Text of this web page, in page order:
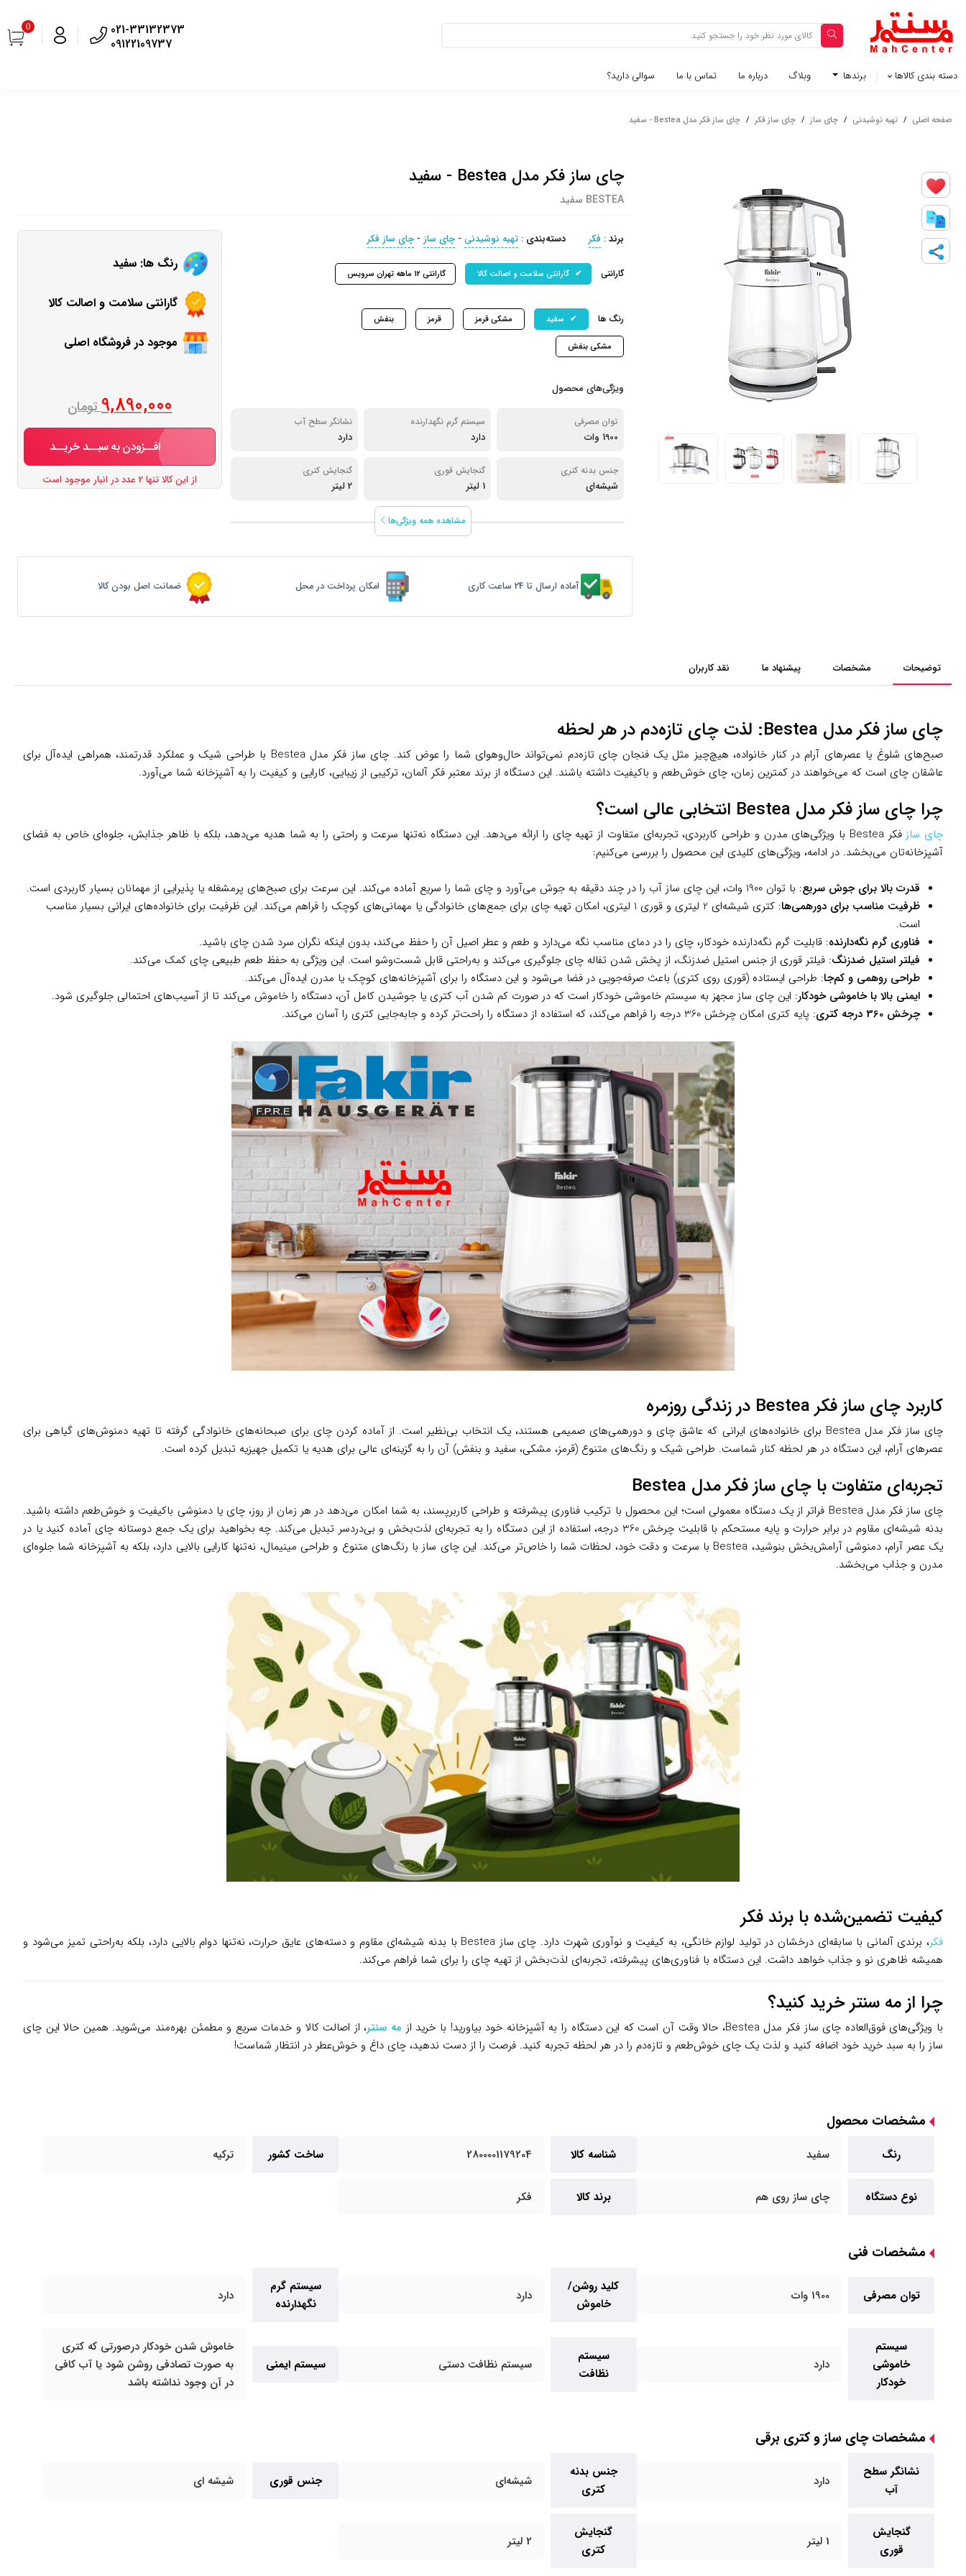
021-33132373
09122109737
0
دسته بندی کالاها برندها وبلاگ‌ درباره ما تماس با ما سوالی دارید؟
صفحه اصلی / تهیه نوشیدنی / چای ساز / چای ساز فکر / چای ساز فکر مدل Bestea - سفید
چای ساز فکر مدل Bestea - سفید
BESTEA سفید
برند: فکر دسته‌بندی : تهیه نوشیدنی - چای ساز - چای ساز فکر
گارانتی گارانتی سلامت و اصالت کالا گارانتی 12 ماهه تهران سرویس
رنگ ها سفید مشکی قرمز قرمز بنفش
مشکی بنفش
ویژگی‌های محصول
توان مصرفی
1900 وات
سیستم گرم نگهدارنده
دارد
نشانگر سطح آب
دارد
جنس بدنه کتری
شیشه‌ای
گنجایش قوری
1 لیتر
گنجایش کتری
2 لیتر
مشاهده همه ویژگی‌ها
رنگ ها: سفید
گارانتی سلامت و اصالت کالا
موجود در فروشگاه اصلی
9,890,000تومان
افــزودن به سبــد خریــد
از این کالا تنها 2 عدد در انبار موجود است
آماده ارسال تا 24 ساعت کاری امکان پرداخت در محل ضمانت اصل بودن کالا
توضیحات مشخصات پیشنهاد ما نقد کاربران
چای ساز فکر مدل Bestea: لذت چای تازه‌دم در هر لحظه
صبح‌های شلوغ یا عصرهای آرام در کنار خانواده، هیچ‌چیز مثل یک فنجان چای تازه‌دم نمی‌تواند حال‌وهوای شما را عوض کند. چای ساز فکر مدل Bestea با طراحی شیک و عملکرد قدرتمند، همراهی ایده‌آل برای
عاشقان چای است که می‌خواهند در کمترین زمان، چای خوش‌طعم و باکیفیت داشته باشند. این دستگاه از برند معتبر فکر آلمان، ترکیبی از زیبایی، کارایی و کیفیت را به آشپزخانه شما می‌آورد.
چرا چای ساز فکر مدل Bestea انتخابی عالی است؟
چای ساز
فکر Bestea با ویژگی‌های مدرن و طراحی کاربردی، تجربه‌ای متفاوت از تهیه چای را ارائه می‌دهد. این دستگاه نه‌تنها سرعت و راحتی را به شما هدیه می‌دهد، بلکه با ظاهر جذابش، جلوه‌ای خاص به فضای
آشپزخانه‌تان می‌بخشد. در ادامه، ویژگی‌های کلیدی این محصول را بررسی می‌کنیم:
قدرت بالا برای جوش سریع: با توان 1900 وات، این چای ساز آب را در چند دقیقه به جوش می‌آورد و چای شما را سریع آماده می‌کند. این سرعت برای صبح‌های پرمشغله یا پذیرایی از مهمانان بسیار کاربردی است.
ظرفیت مناسب برای دورهمی‌ها
: کتری شیشه‌ای 2 لیتری و قوری 1 لیتری، امکان تهیه چای برای جمع‌های خانوادگی یا مهمانی‌های کوچک را فراهم می‌کند. این ظرفیت برای خانواده‌های ایرانی بسیار مناسب
است.
فناوری گرم نگه‌دارنده: قابلیت گرم نگه‌دارنده خودکار، چای را در دمای مناسب نگه می‌دارد و طعم و عطر اصیل آن را حفظ می‌کند، بدون اینکه نگران سرد شدن چای باشید.
فیلتر استیل ضدزنگ: فیلتر قوری از جنس استیل ضدزنگ، از پخش شدن تفاله چای جلوگیری می‌کند و به‌راحتی قابل شست‌وشو است. این ویژگی به حفظ طعم طبیعی چای کمک می‌کند.
طراحی روهمی و کم‌جا: طراحی ایستاده (قوری روی کتری) باعث صرفه‌جویی در فضا می‌شود و این دستگاه را برای آشپزخانه‌های کوچک یا مدرن ایده‌آل می‌کند.
ایمنی بالا با خاموشی خودکار: این چای ساز مجهز به سیستم خاموشی خودکار است که در صورت کم شدن آب کتری یا جوشیدن کامل آن، دستگاه را خاموش می‌کند تا از آسیب‌های احتمالی جلوگیری شود.
چرخش 360 درجه کتری
: پایه کتری امکان چرخش 360 درجه را فراهم می‌کند، که استفاده از دستگاه را راحت‌تر کرده و جابه‌جایی کتری را آسان می‌کند.
کاربرد چای ساز فکر Bestea در زندگی روزمره
چای ساز فکر مدل Bestea برای خانواده‌های ایرانی که عاشق چای و دورهمی‌های صمیمی هستند، یک انتخاب بی‌نظیر است. از آماده کردن چای برای صبحانه‌های خانوادگی گرفته تا تهیه دمنوش‌های گیاهی برای
عصرهای آرام، این دستگاه در هر لحظه کنار شماست. طراحی شیک و رنگ‌های متنوع (قرمز، مشکی، سفید و بنفش) آن را به گزینه‌ای عالی برای هدیه یا تکمیل جهیزیه تبدیل کرده است.
تجربه‌ای متفاوت با چای ساز فکر مدل Bestea
چای ساز فکر مدل Bestea فراتر از یک دستگاه معمولی است؛ این محصول با ترکیب فناوری پیشرفته و طراحی کاربرپسند، به شما امکان می‌دهد در هر زمان از روز، چای یا دمنوشی باکیفیت و خوش‌طعم داشته باشید.
بدنه شیشه‌ای مقاوم در برابر حرارت و پایه مستحکم با قابلیت چرخش 360 درجه، استفاده از این دستگاه را به تجربه‌ای لذت‌بخش و بی‌دردسر تبدیل می‌کند. چه بخواهید برای یک جمع دوستانه چای آماده کنید یا در
یک عصر آرام، دمنوشی آرامش‌بخش بنوشید، Bestea با سرعت و دقت خود، لحظات شما را خاص‌تر می‌کند. این چای ساز با رنگ‌های متنوع و طراحی مینیمال، نه‌تنها کارایی بالایی دارد، بلکه به آشپزخانه شما جلوه‌ای
مدرن و جذاب می‌بخشد.
کیفیت تضمین‌شده با برند فکر
فکر
، برندی آلمانی با سابقه‌ای درخشان در تولید لوازم خانگی، به کیفیت و نوآوری شهرت دارد. چای ساز Bestea با بدنه شیشه‌ای مقاوم و دسته‌های عایق حرارت، نه‌تنها دوام بالایی دارد، بلکه به‌راحتی تمیز می‌شود و
همیشه ظاهری نو و جذاب خواهد داشت. این دستگاه با فناوری‌های پیشرفته، تجربه‌ای لذت‌بخش از تهیه چای را برای شما فراهم می‌کند.
چرا از مه سنتر خرید کنید؟
با ویژگی‌های فوق‌العاده چای ساز فکر مدل Bestea، حالا وقت آن است که این دستگاه را به آشپزخانه خود بیاورید! با خرید از مه سنتر، از اصالت کالا و خدمات سریع و مطمئن بهره‌مند می‌شوید. همین حالا این چای
ساز را به سبد خرید خود اضافه کنید و لذت یک چای خوش‌طعم و تازه‌دم را در هر لحظه تجربه کنید. فرصت را از دست ندهید، چای داغ و خوش‌عطر در انتظار شماست!
مشخصات محصول
رنگ سفید شناسه کالا 2800001179204 ساخت کشور ترکیه
نوع دستگاه چای ساز روی هم برند کالا فکر
مشخصات فنی
توان مصرفی 1900 وات
کلید روشن/
خاموش
دارد
سیستم گرم
نگهدارنده
دارد
سیستم
خاموشی
خودکار
دارد
سیستم
نظافت
سیستم نظافت دستی سیستم ایمنی
خاموش شدن خودکار درصورتی که کتری
به صورت تصادفی روشن شود یا آب کافی
در آن وجود نداشته باشد
مشخصات چای ساز و کتری برقی
نشانگر سطح
آب
دارد
جنس بدنه
کتری
شیشه‌ای جنس قوری شیشه ای
گنجایش
قوری
1 لیتر
گنجایش
کتری
2 لیتر